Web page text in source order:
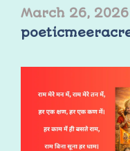
March 26, 2026